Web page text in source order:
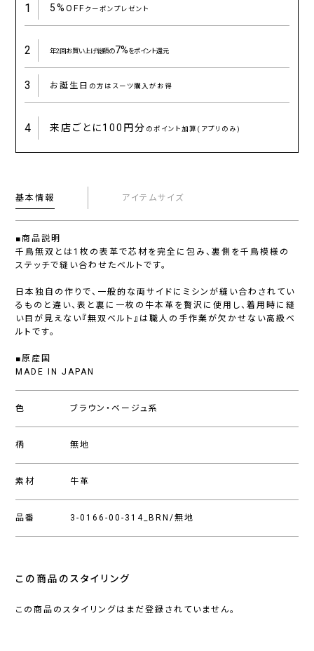
1 5%OFFクーポンプレゼント
2 年2回お買い上げ総額の7%をポイント還元
3 お誕生日 の方はスーツ購入がお得
4 来店ごとに100円分 のポイント加算(アプリのみ)
基本情報 アイテムサイズ
■商品説明
千鳥無双とは1枚の表革で芯材を完全に包み、裏側を千鳥模様の
ステッチで縫い合わせたベルトです。
日本独自の作りで、一般的な両サイドにミシンが縫い合わされてい
るものと違い、表と裏に一枚の牛本革を贅沢に使用し、着用時に縫
い目が見えない『無双ベルト』は職人の手作業が欠かせない高級ベ
ルトです。
■原産国
MADE IN JAPAN
色 ブラウン・ベージュ系
柄 無地
素材 牛革
品番 3-0166-00-314_BRN/無地
この商品のスタイリング
この商品のスタイリングはまだ登録されていません。